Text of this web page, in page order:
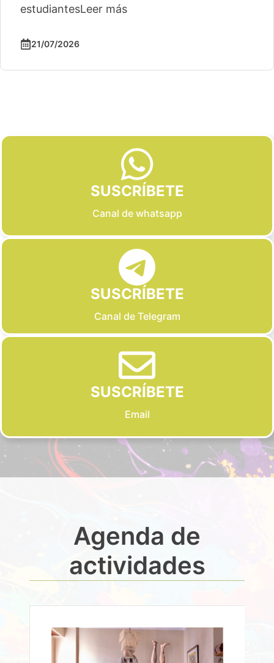
estudiantesLeer más
21/07/2026
SUSCRÍBETE
Canal de whatsapp
SUSCRÍBETE
Canal de Telegram
SUSCRÍBETE
Email
Agenda de
actividades